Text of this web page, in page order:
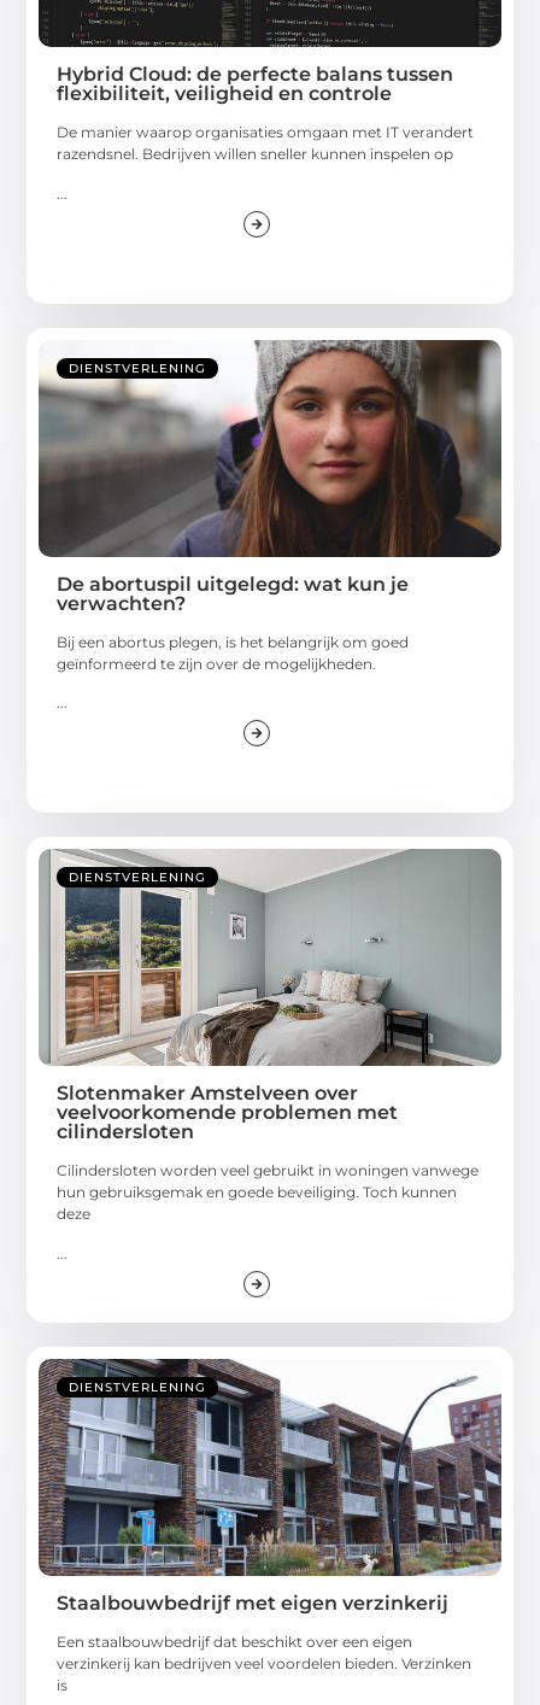
Hybrid Cloud: de perfecte balans tussen
flexibiliteit, veiligheid en controle
De manier waarop organisaties omgaan met IT verandert
razendsnel. Bedrijven willen sneller kunnen inspelen op
DIENSTVERLENING
De abortuspil uitgelegd: wat kun je
verwachten?
Bij een abortus plegen, is het belangrijk om goed
geïnformeerd te zijn over de mogelijkheden.
...
DIENSTVERLENING
Slotenmaker Amstelveen over
veelvoorkomende problemen met
cilindersloten
Cilindersloten worden veel gebruikt in woningen vanwege
hun gebruiksgemak en goede beveiliging. Toch kunnen
deze
DIENSTVERLENING
Staalbouwbedrijf met eigen verzinkerij
Een staalbouwbedrijf dat beschikt over een eigen
verzinkerij kan bedrijven veel voordelen bieden. Verzinken
is